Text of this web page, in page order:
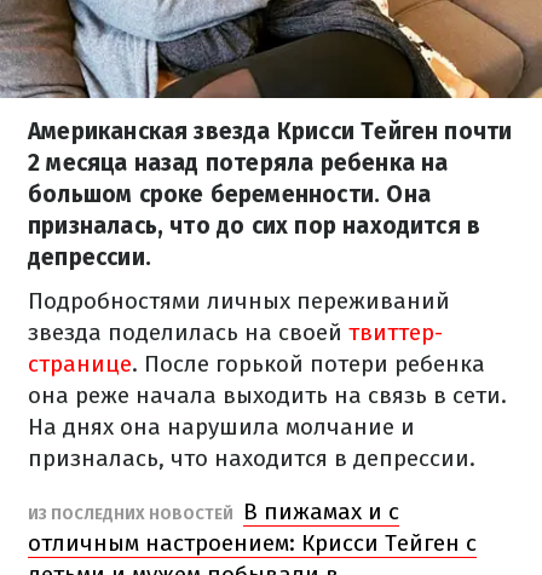
Американская звезда Крисси Тейген почти
2 месяца назад потеряла ребенка на
большом сроке беременности. Она
призналась, что до сих пор находится в
депрессии.
Подробностями личных переживаний
звезда поделилась на своей твиттер-
странице. После горькой потери ребенка
она реже начала выходить на связь в сети.
На днях она нарушила молчание и
призналась, что находится в депрессии.
ИЗ ПОСЛЕДНИХ НОВОСТЕЙ
В пижамах и с
отличным настроением: Крисси Тейген с